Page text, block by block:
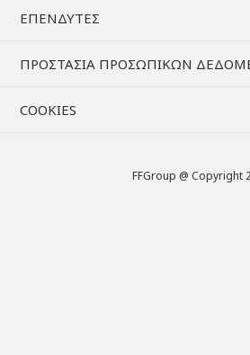
ΕΠΕΝΔΥΤΕΣ
ΠΡΟΣΤΑΣΙΑ ΠΡΟΣΩΠΙΚΩΝ
COOKIES
FFGroup @ Copyright